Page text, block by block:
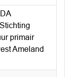
primair
Ameland